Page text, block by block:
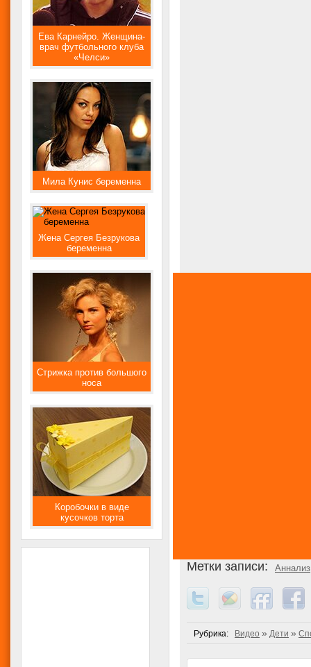
Метки записи: Аннализ
Рубрика: Видео » Дети »
Ева Карнейро. Женщина-
врач футбольного клуба
«Челси»
Мила Кунис беременна
Жена Сергея Безрукова
беременна
Стрижка против большого
носа
Коробочки в виде
кусочков торта